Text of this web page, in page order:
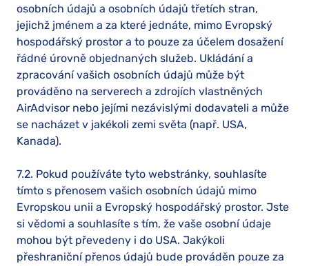
osobních údajů a osobních údajů třetích stran,
jejichž jménem a za které jednáte, mimo Evropský
hospodářský prostor a to pouze za účelem dosažení
řádné úrovně objednaných služeb. Ukládání a
zpracování vašich osobních údajů může být
prováděno na serverech a zdrojích vlastněných
AirAdvisor nebo jejími nezávislými dodavateli a může
se nacházet v jakékoli zemi světa (např. USA,
Kanada).
7.2. Pokud používáte tyto webstránky, souhlasíte
tímto s přenosem vašich osobních údajů mimo
Evropskou unii a Evropský hospodářský prostor. Jste
si vědomi a souhlasíte s tím, že vaše osobní údaje
mohou být převedeny i do USA. Jakýkoli
přeshraniční přenos údajů bude prováděn pouze za